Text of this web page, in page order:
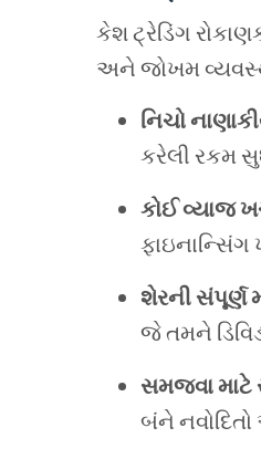
કેશ ટ્રેડિંગ
અને જોખમ
નિચો
કરેલી રકમ
કોઈ વ્યાજ
ફાઇનાન્સિંગ
શેરની સંપૂર્ણ
જે તમને
સમજવા માટે
બંને નવોદિતો